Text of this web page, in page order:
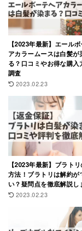
【2023年最新】エール
アカラームースは白髪が
る？口コミやお得な購入
調査
2023.02.23
【2023年最新】ブラト
方法！ブラトリは解約が
い？疑問点を徹底解説し
2023.02.23